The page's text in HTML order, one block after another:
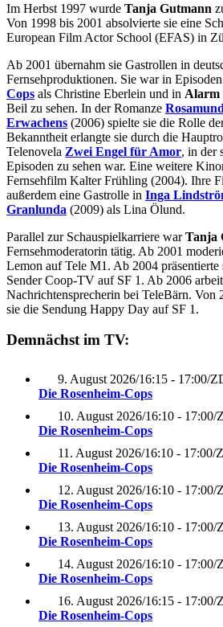
Im Herbst 1997 wurde Tanja Gutmann
Von 1998 bis 2001 absolvierte sie eine
European Film Actor School (EFAS) in
Ab 2001 übernahm sie Gastrollen in
Fernsehproduktionen. Sie war in
Cops als Christine Eberlein und in Alarm
Beil zu sehen. In der Romanze
Erwachens (2006) spielte sie die Rolle
Bekanntheit erlangte sie durch die
Telenovela Zwei Engel für Amor, in der
Episoden zu sehen war. Eine weitere
Fernsehfilm Kalter Frühling (2004). Ihre
außerdem eine Gastrolle in Inga
Granlunda (2009) als Lina Ölund.
Parallel zur Schauspielkarriere warTanja
Fernsehmoderatorin tätig. Ab 2001
Lemon auf Tele M1. Ab 2004 präsentierte
Sender Coop-TV auf SF 1. Ab 2006
Nachrichtensprecherin bei TeleBärn. Von
sie die Sendung Happy Day auf SF 1.
Demnächst im TV:
9. August 2026/16:15 - 17:00/
Die Rosenheim-Cops
10. August 2026/16:10 - 17:00/
Die Rosenheim-Cops
11. August 2026/16:10 - 17:00/
Die Rosenheim-Cops
12. August 2026/16:10 - 17:00/
Die Rosenheim-Cops
13. August 2026/16:10 - 17:00/
Die Rosenheim-Cops
14. August 2026/16:10 - 17:00/
Die Rosenheim-Cops
16. August 2026/16:15 - 17:00/
Die Rosenheim-Cops